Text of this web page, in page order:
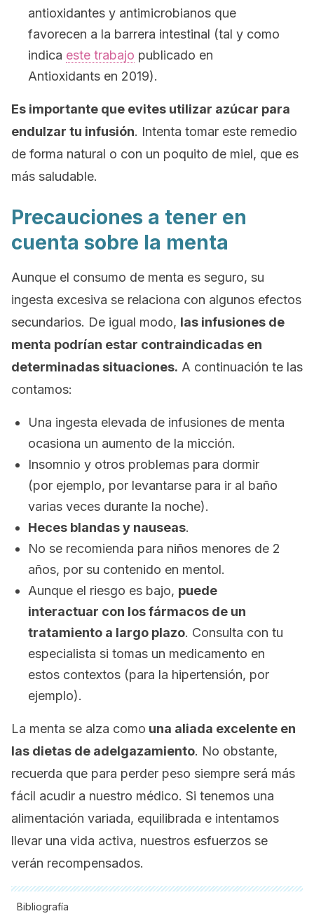
antioxidantes y antimicrobianos que
favorecen a la barrera intestinal (tal y como
indica este trabajo publicado en
Antioxidants en 2019).
Es importante que evites utilizar azúcar para
endulzar tu infusión. Intenta tomar este remedio
de forma natural o con un poquito de miel, que es
más saludable.
Precauciones a tener en
cuenta sobre la menta
Aunque el consumo de menta es seguro, su
ingesta excesiva se relaciona con algunos efectos
secundarios. De igual modo, las infusiones de
menta podrían estar contraindicadas en
determinadas situaciones. A continuación te las
contamos:
Una ingesta elevada de infusiones de menta
ocasiona un aumento de la micción.
Insomnio y otros problemas para dormir
(por ejemplo, por levantarse para ir al baño
varias veces durante la noche).
Heces blandas y nauseas.
No se recomienda para niños menores de 2
años, por su contenido en mentol.
Aunque el riesgo es bajo, puede
interactuar con los fármacos de un
tratamiento a largo plazo. Consulta con tu
especialista si tomas un medicamento en
estos contextos (para la hipertensión, por
ejemplo).
La menta se alza como una aliada excelente en
las dietas de adelgazamiento. No obstante,
recuerda que para perder peso siempre será más
fácil acudir a nuestro médico. Si tenemos una
alimentación variada, equilibrada e intentamos
llevar una vida activa, nuestros esfuerzos se
verán recompensados.
Bibliografía